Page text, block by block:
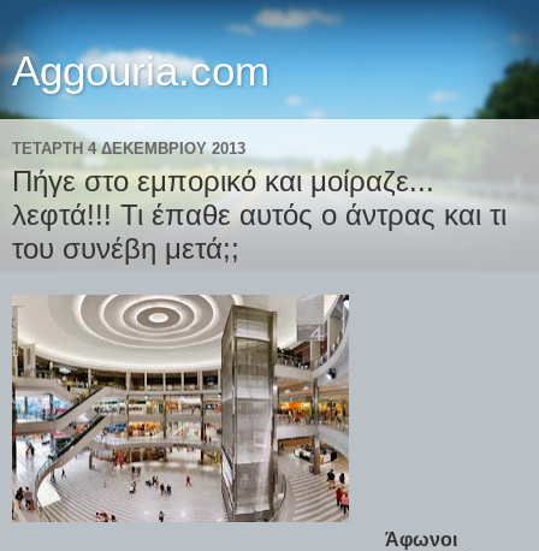
Aggouria.com
ΤΕΤΆΡΤΗ 4 ΔΕΚΕΜΒΡΊΟΥ 2013
Πήγε στο εμπορικό και μοίραζε...
λεφτά!!! Τι έπαθε αυτός ο άντρας και τι
του συνέβη μετά;;
Άφωνοι